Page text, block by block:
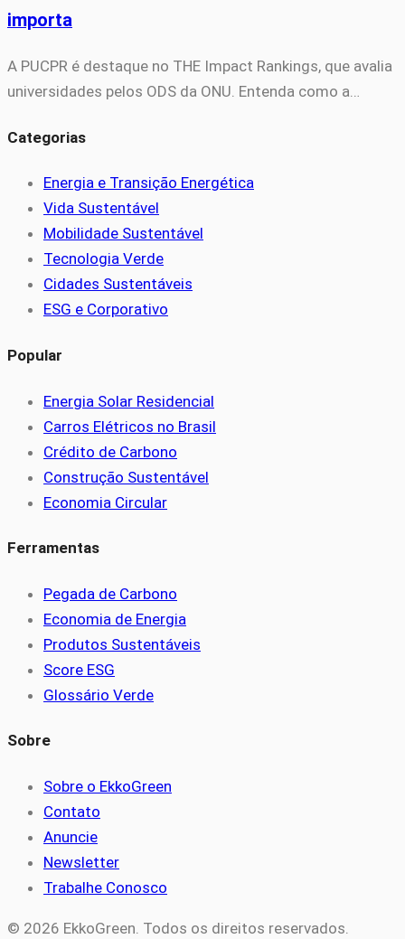
importa
A PUCPR é destaque no THE Impact Rankings, que avalia
universidades pelos ODS da ONU. Entenda como a…
Categorias
Energia e Transição Energética
Vida Sustentável
Mobilidade Sustentável
Tecnologia Verde
Cidades Sustentáveis
ESG e Corporativo
Popular
Energia Solar Residencial
Carros Elétricos no Brasil
Crédito de Carbono
Construção Sustentável
Economia Circular
Ferramentas
Pegada de Carbono
Economia de Energia
Produtos Sustentáveis
Score ESG
Glossário Verde
Sobre
Sobre o EkkoGreen
Contato
Anuncie
Newsletter
Trabalhe Conosco
© 2026 EkkoGreen. Todos os direitos reservados.